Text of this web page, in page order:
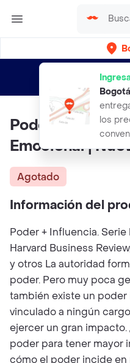
Bogotá
los
envíos gratis
Poder +
Emocional |
Agotado
Información del
Poder + Influencia.
Harvard Business
y otros La autoridad
poder. Pero muy poca
también existe un poder
vinculado a ningún
ejercer un gran
poder para tener mayor
cómo el poder incide en